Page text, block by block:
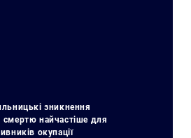
зникнення
найчастіше для
окупації